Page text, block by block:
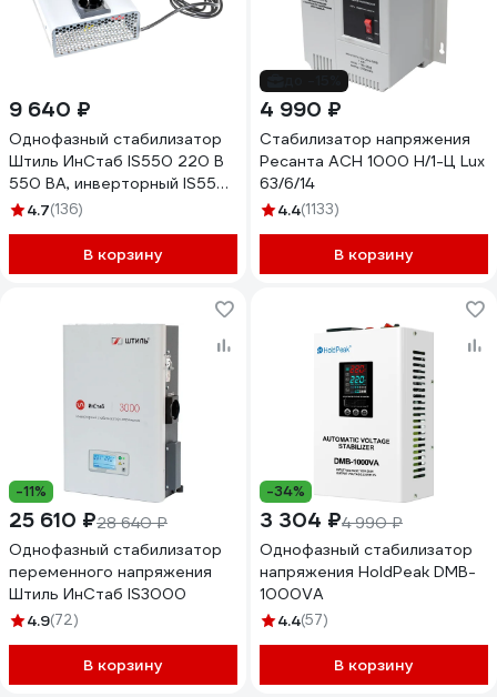
9 640 ₽
Однофазный стабилизатор
Штиль ИнСтаб IS550 220 В
550 ВА, инверторный IS550
(220 В)
4.7(136)
В корзину
4 990 ₽
Стабилизатор напряжения
Ресанта АСН 1000 Н/1-Ц Lux
63/6/14
4.4(1133)
В корзину
-11%
25 610 ₽28 640 ₽
Однофазный стабилизатор
переменного напряжения
Штиль ИнСтаб IS3000
4.9(72)
В корзину
-34%
3 304 ₽4 990 ₽
Однофазный стабилизатор
напряжения HoldPeak DMB-
1000VA
4.4(57)
В корзину